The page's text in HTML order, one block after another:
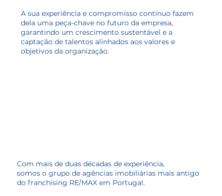
A sua experiência e compromisso contínuo fazem
dela uma peça-chave no futuro da empresa,
garantindo um crescimento sustentável e a
captação de talentos alinhados aos valores e
objetivos da organização.
Com mais de duas décadas de experiência,
somos o grupo de agências imobiliárias mais antigo
do franchising RE/MAX em Portugal.